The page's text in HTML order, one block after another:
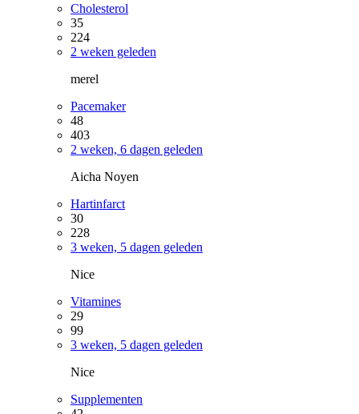
Cholesterol
35
224
2 weken geleden
merel
Pacemaker
48
403
2 weken, 6 dagen geleden
Aicha Noyen
Hartinfarct
30
228
3 weken, 5 dagen geleden
Nice
Vitamines
29
99
3 weken, 5 dagen geleden
Nice
Supplementen